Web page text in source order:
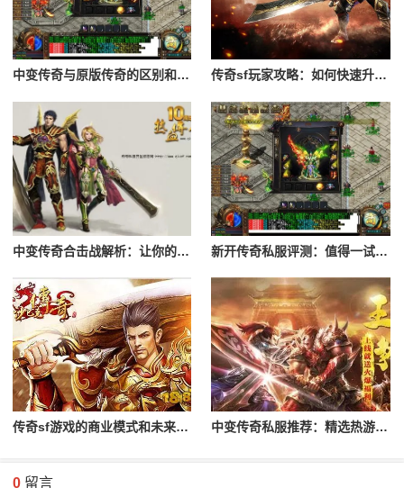
中变传奇与原版传奇的区别和特色 传奇sf玩家攻略：如何快速升级与打宝
中变传奇合击战解析：让你的战力更上一层楼 新开传奇私服评测：值得一试的全新体验
传奇sf游戏的商业模式和未来展望 中变传奇私服推荐：精选热游大比拼
0 留言